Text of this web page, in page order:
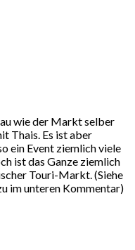
wie der Markt selber
Thais. Es ist aber
ein Event ziemlich viele
ist das Ganze ziemlich
Touri-Markt. (Siehe
im unteren Kommentar)